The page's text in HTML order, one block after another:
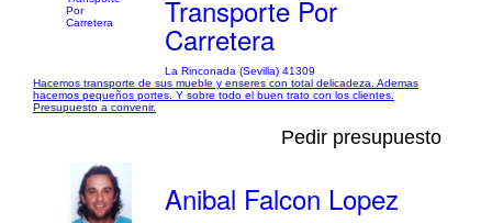
Transporte Por
Carretera
La Rinconada (Sevilla) 41309
Hacemos transporte de sus mueble y enseres con total delicadeza. Ademas
hacemos pequeños portes. Y sobre todo el buen trato con los clientes.
Presupuesto a convenir.
Pedir presupuesto
Anibal Falcon Lopez